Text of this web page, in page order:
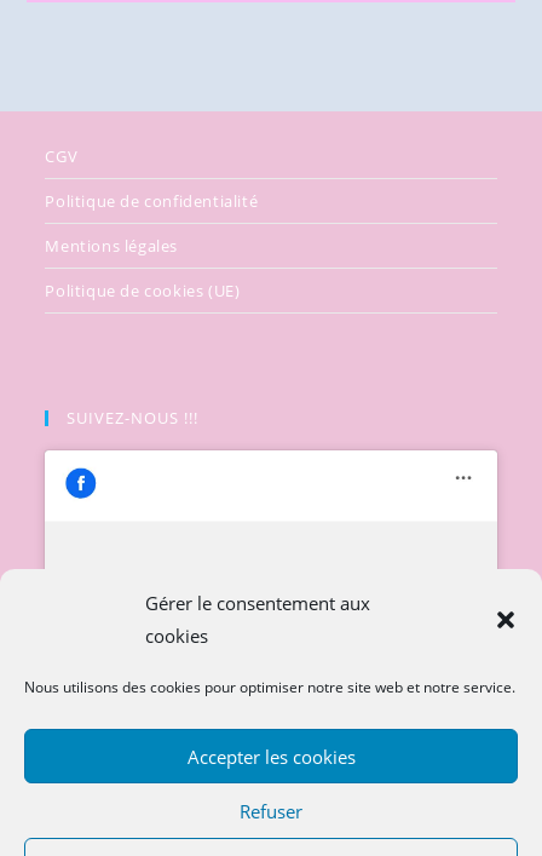
Gérer le consentement aux
cookies
Nous utilisons des cookies pour optimiser notre site web et notre service.
Accepter les cookies
Refuser
CGV
Politique de confidentialité
Mentions légales
Politique de cookies (UE)
SUIVEZ-NOUS !!!
Cliquez pour accepter les cookies
marketing et activer ce contenu